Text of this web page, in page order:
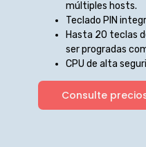
múltiples hosts.
Teclado PIN
Hasta 20 teclas
ser progradas
CPU de alta
Consulte